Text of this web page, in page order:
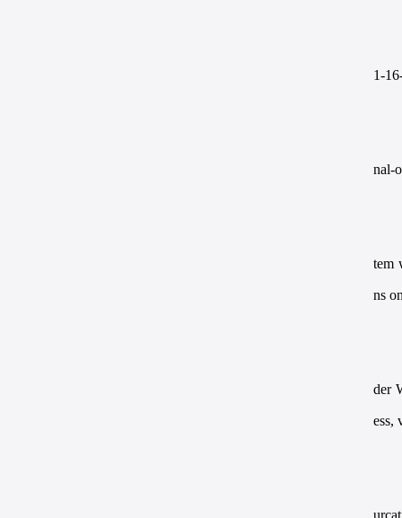
1-
nal-
tem
ns
der
ess,